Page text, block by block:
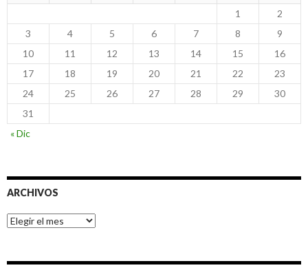
1
2
3
4 5 6 7 8
9
10
11 12 13 14 15
16
17
18 19 20 21 22
23
24
25 26 27 28 29
30
31
« Dic
ARCHIVOS
Archivos